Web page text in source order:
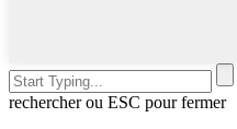
rechercher ou ESC pour fermer